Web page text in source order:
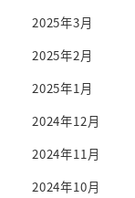
2025年3月
2025年2月
2025年1月
2024年12月
2024年11月
2024年10月